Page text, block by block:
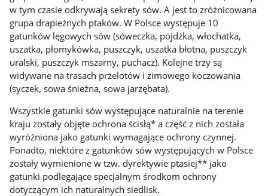
w tym czasie odkrywają sekrety sów. A jest to zróżnicowana
grupa drapieżnych ptaków. W Polsce występuje 10
gatunków lęgowych sów (sóweczka, pójdźka, włochatka,
uszatka, płomykówka, puszczyk, uszatka błotna, puszczyk
uralski, puszczyk mszarny, puchacz). Kolejne trzy są
widywane na trasach przelotów i zimowego koczowania
(syczek, sowa śnieżna, sowa jarzębata).
Wszystkie gatunki sów występujące naturalnie na terenie
kraju zostały objęte ochrona ścisłą* a część z nich została
wyróżniona jako gatunki wymagające ochrony czynnej.
Ponadto, niektóre z gatunków sów występujących w Polsce
zostały wymienione w tzw. dyrektywie ptasiej** jako
gatunki podlegające specjalnym środkom ochrony
dotyczącym ich naturalnych siedlisk.